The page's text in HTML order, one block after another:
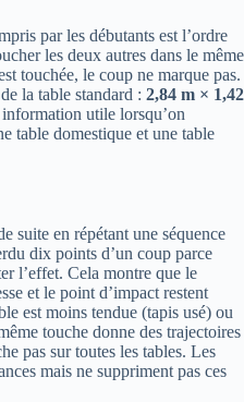
par les débutants est l’ordre
les deux autres dans le même
touchée, le coup ne marque pas.
la table standard : 2,84 m × 1,42
utile lorsqu’on
table domestique et une table
suite en répétant une séquence
dix points d’un coup parce
l’effet. Cela montre que le
et le point d’impact restent
est moins tendue (tapis usé) ou
touche donne des trajectoires
pas sur toutes les tables. Les
mais ne suppriment pas ces